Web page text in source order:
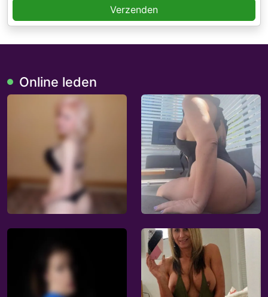
Verzenden
Online leden